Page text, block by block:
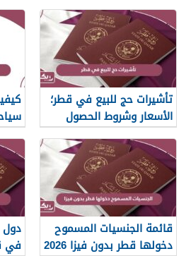
تأشيرات حج للبيع في قطر؛
الأسعار وشروط الحصول
عليها
قائمة الجنسيات المسموح
دخولها قطر بدون فيزا 2026
دول
في